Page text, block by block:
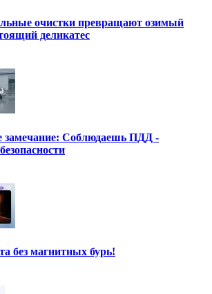
очистки превращают озимый
деликатес
замечание: Соблюдаешь ПДД -
без магнитных бурь!